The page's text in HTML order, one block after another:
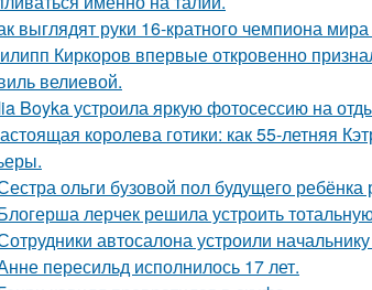
выглядят руки 16-кратного чемпиона
Киркоров впервые откровенно
велиевой.
Boyka устроила яркую фотосессию на
королева готики: как 55-летняя
ольги бузовой пол будущего ребёнка
лерчек решила устроить
автосалона устроили
пересильд исполнилось 17 лет.